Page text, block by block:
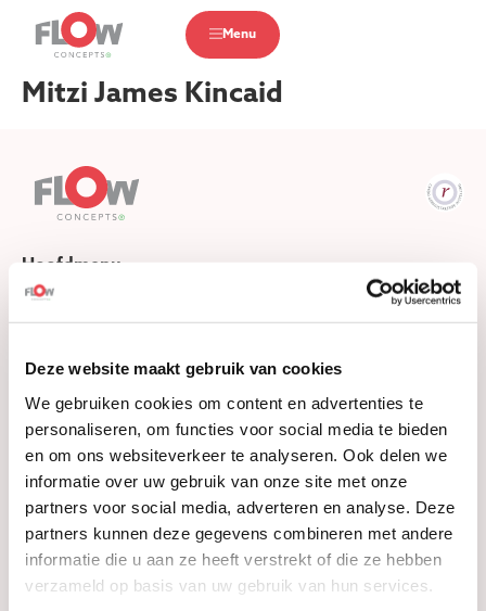
Deze website maakt gebruik van cookies
We gebruiken cookies om content en advertenties te
personaliseren, om functies voor social media te bieden
en om ons websiteverkeer te analyseren. Ook delen we
informatie over uw gebruik van onze site met onze
partners voor social media, adverteren en analyse. Deze
partners kunnen deze gegevens combineren met andere
informatie die u aan ze heeft verstrekt of die ze hebben
verzameld op basis van uw gebruik van hun services.
Menu
Mitzi James Kincaid
Hoofdmenu
Over teamflow
Wat we doen
Klantverhalen
Referenties
Ons aanbod
Team Flow Academy
Team Flow Coaching
Team Flow Boosters